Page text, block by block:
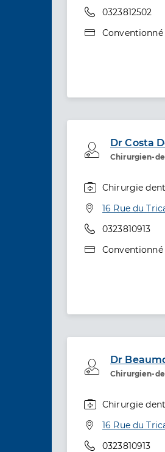
Téléphone
0323812502
Type de
Conventionné
Dr Costa
Chirurgien-
Chirurgie
Adresse
16 Rue du
Téléphone
0323810913
Type de
Conventionné
Dr
Chirurgien-
Chirurgie
Adresse
16 Rue du
Téléphone
0323810913